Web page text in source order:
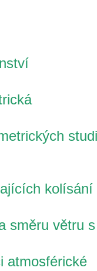
kolísání
směru větru
atmosférické